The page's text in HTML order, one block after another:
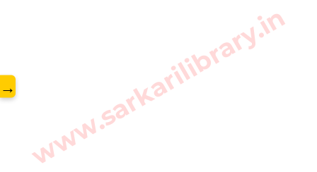
www.sarkarilibrary.in
→